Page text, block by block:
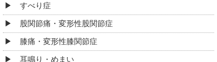
すべり症
股関節痛・変形性股関節症
膝痛・変形性膝関節症
耳鳴り・めまい